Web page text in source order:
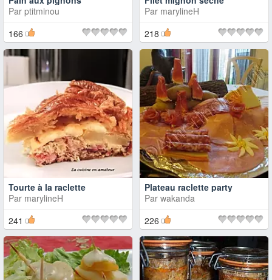
Par ptitminou
166
Par marylineH
218
Tourte à la raclette
Par marylineH
241
Plateau raclette party
Par wakanda
226